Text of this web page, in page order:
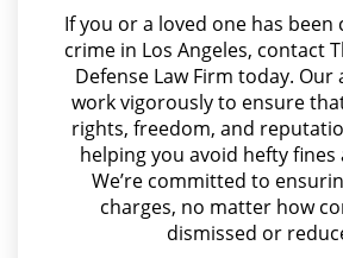
Offenses Minors Can
Adults
Parental Rights in
Sealing Juvenile
Annoying or Molesting a Child
Anulando o Rechazando una
Apropiación Indebida De
Arson
Asalto y Agresión
Asalto con Arma Mortal
If you or a loved one has been
crime in Los Angeles, contact
Defense Law Firm today.
work vigorously to ensure
rights, freedom, and
helping you avoid hefty fines
We’re committed to
charges, no matter how
dismissed or